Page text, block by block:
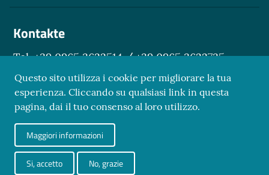
Kontakte
Tel. +39 0965 3622514 / +39 0965 3622735
turismo@reggiocal.it
Sezione Link Utili
Datenschutz Credits
Questo sito utilizza i cookie per migliorare la tua
esperienza. Cliccando su qualsiasi link in questa
pagina, dai il tuo consenso al loro utilizzo.
Maggiori informazioni
Si, accetto No, grazie